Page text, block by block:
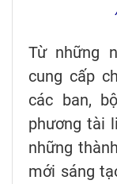
Từ những
cung cấp
các ban,
phương tài
những
mới sáng